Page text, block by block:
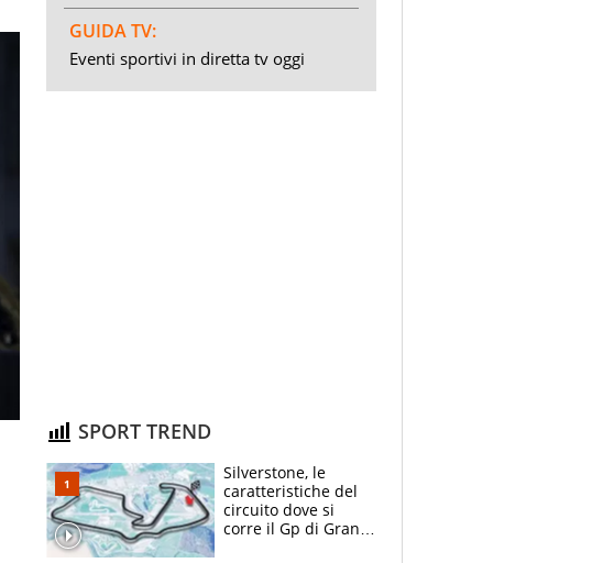
GUIDA TV:
Eventi sportivi in diretta tv oggi
SPORT TREND
Silverstone, le
caratteristiche del
circuito dove si
corre il Gp di Gran